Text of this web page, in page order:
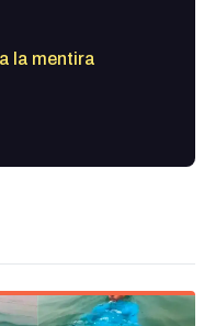
la mentira